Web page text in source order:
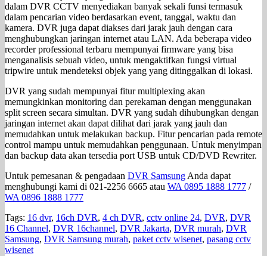
dalam DVR CCTV menyediakan banyak sekali funsi termasuk
dalam pencarian video berdasarkan event, tanggal, waktu dan
kamera. DVR juga dapat diakses dari jarak jauh dengan cara
menghubungkan jaringan internet atau LAN. Ada beberapa video
recorder professional terbaru mempunyai firmware yang bisa
menganalisis sebuah video, untuk mengaktifkan fungsi virtual
tripwire untuk mendeteksi objek yang yang ditinggalkan di lokasi.
DVR yang sudah mempunyai fitur multiplexing akan
memungkinkan monitoring dan perekaman dengan menggunakan
split screen secara simultan. DVR yang sudah dihubungkan dengan
jaringan internet akan dapat dilihat dari jarak yang jauh dan
memudahkan untuk melakukan backup. Fitur pencarian pada remote
control mampu untuk memudahkan penggunaan. Untuk menyimpan
dan backup data akan tersedia port USB untuk CD/DVD Rewriter.
Untuk pemesanan & pengadaan DVR SamsungAnda dapat
menghubungi kami di 021-2256 6665 atau WA 0895 1888 1777 /
WA 0896 1888 1777
Tags: 16 dvr, 16ch DVR, 4 ch DVR, cctv online 24, DVR, DVR
16 Channel, DVR 16channel, DVR Jakarta, DVR murah, DVR
Samsung, DVR Samsung murah, paket cctv wisenet, pasang cctv
wisenet